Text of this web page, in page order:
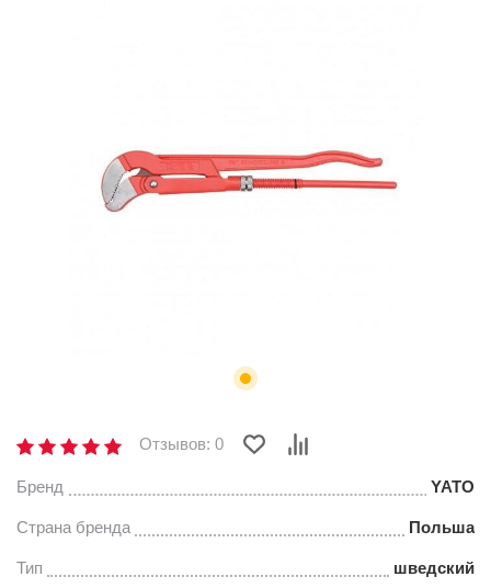
Отзывов: 0
Бренд YATO
Страна бренда Польша
Тип шведский